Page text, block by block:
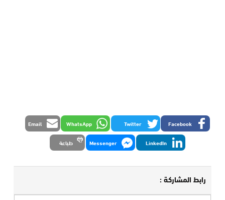
Facebook
Twitter
WhatsApp
Email
LinkedIn
Messenger طباعة
رابط المشاركة :